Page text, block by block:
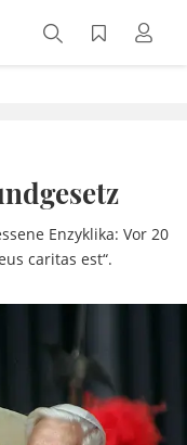
Enzyklika: Vor 20
caritas est“.